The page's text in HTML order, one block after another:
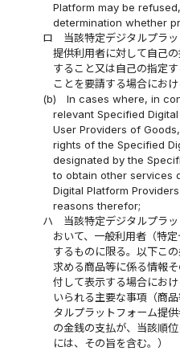
Platform may be
determination whether
ロ
当該特定デジタルプラ
提供利用者に対して自己
すること又は自己の指定
ことを要請する場合にお
(b)
In cases where, in
relevant Specified
User Providers of
rights of the Specified
designated by the
to obtain other services
Digital Platform
reasons therefor;
ハ
当該特定デジタルプラ
おいて、一般利用者（特
するものに限る。以下こ
求める商品等に係る情報
付して表示する場合にお
いられる主要な事項（商
タルプラットフォーム提
の金銭の支払が、当該順
には、その旨を含む。）